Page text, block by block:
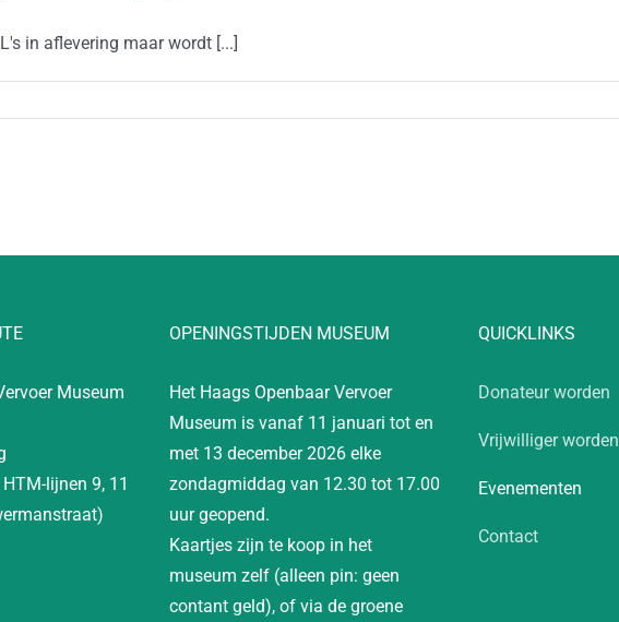
in aflevering maar wordt [...]
Museum
lijnen 9, 11
OPENINGSTIJDEN MUSEUM
Het Haags Openbaar Vervoer
Museum is vanaf 11 januari tot en
met 13 december 2026 elke
zondagmiddag van 12.30 tot 17.00
uur geopend.
Kaartjes zijn te koop in het
museum zelf (alleen pin: geen
contant geld), of via de groene
QUICKLINKS
Donateur worden
Vrijwilliger worden
Evenementen
Contact